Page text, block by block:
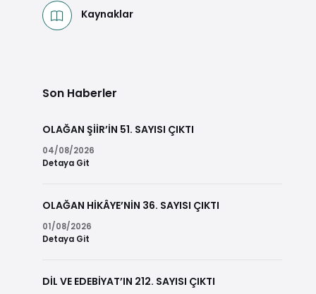
Kaynaklar
Son Haberler
OLAĞAN ŞİİR’İN 51. SAYISI ÇIKTI
04/08/2026
Detaya Git
OLAĞAN HİKÂYE’NİN 36. SAYISI ÇIKTI
01/08/2026
Detaya Git
DİL VE EDEBİYAT’IN 212. SAYISI ÇIKTI